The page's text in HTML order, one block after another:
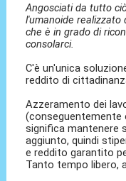
Angosciati da tutto
l'umanoide realizzato
che è in grado di
consolarci.
C'è un'unica
reddito di
Azzeramento dei
(conseguentemente
significa mantenere
aggiunto, quindi
e reddito garantito
Tanto tempo libero,